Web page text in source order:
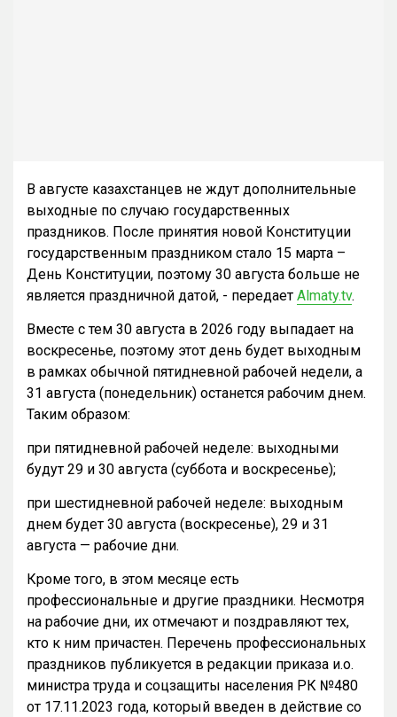
В августе казахстанцев не ждут дополнительные
выходные по случаю государственных
праздников. После принятия новой Конституции
государственным праздником стало 15 марта –
День Конституции, поэтому 30 августа больше не
является праздничной датой, - передает Almaty.tv.
Вместе с тем 30 августа в 2026 году выпадает на
воскресенье, поэтому этот день будет выходным
в рамках обычной пятидневной рабочей недели, а
31 августа (понедельник) останется рабочим днем.
Таким образом:
при пятидневной рабочей неделе: выходными
будут 29 и 30 августа (суббота и воскресенье);
при шестидневной рабочей неделе: выходным
днем будет 30 августа (воскресенье), 29 и 31
августа — рабочие дни.
Кроме того, в этом месяце есть
профессиональные и другие праздники. Несмотря
на рабочие дни, их отмечают и поздравляют тех,
кто к ним причастен. Перечень профессиональных
праздников публикуется в редакции приказа и.о.
министра труда и соцзащиты населения РК №480
от 17.11.2023 года, который введен в действие со